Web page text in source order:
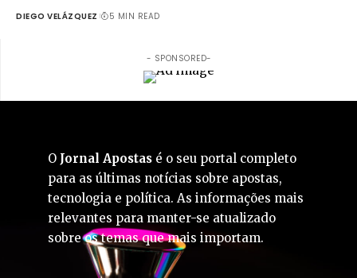
DIEGO VELÁZQUEZ 5 MIN READ
- SPONSORED-
O Jornal Apostas é o seu portal completo
para as últimas notícias sobre apostas,
tecnologia e política. As informações mais
relevantes para manter-se atualizado
sobre os temas que mais importam.